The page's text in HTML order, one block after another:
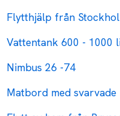
Flytthjälp från
Vattentank 600 - 1000
Nimbus 26 -74
Matbord med svarvade